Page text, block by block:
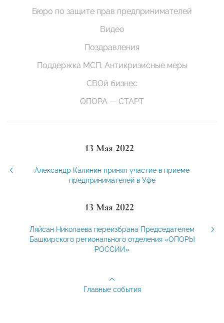
Бюро по защите прав предпринимателей
Видео
Поздравления
Поддержка МСП. Антикризисные меры
СВОй бизнес
ОПОРА — СТАРТ
13 Мая 2022
Александр Калинин принял участие в приеме
предпринимателей в Уфе
13 Мая 2022
Ляйсан Николаева переизбрана Председателем
Башкирского регионального отделения «ОПОРЫ
РОССИИ»
Главные события